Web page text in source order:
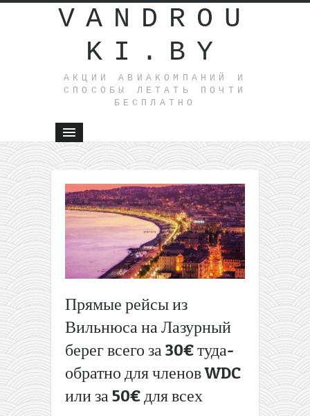
VANDROU
KI.BY
АКЦИИ АВИАКОМПАНИЙ И
СПОСОБЫ ЛЕТАТЬ ПОЧТИ
БЕСПЛАТНО
Прямые рейсы из
Вильнюса на Лазурный
берег всего за 30€ туда-
обратно для членов WDC
или за 50€ для всех
Прямые
рейсы из
на
Мальту
всего за
обратно
без виз:
Сингапур,
Куала-
Лумпур,